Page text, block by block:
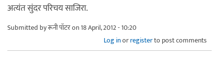
अत्यंत सुंदर परिचय साजिरा.
Submitted byरूनी पॉटरon 18 April, 2012 - 10:20
Log inorregisterto post comments